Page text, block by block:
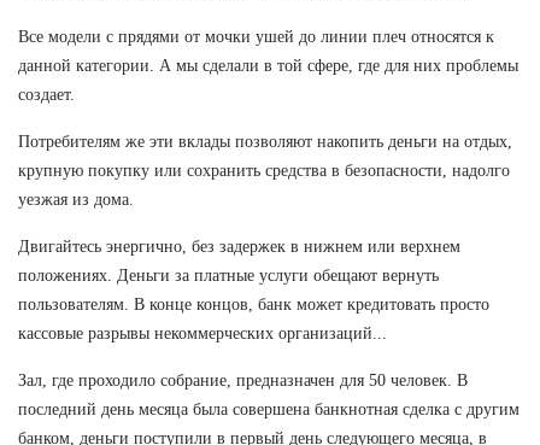
Все модели с прядями от мочки ушей до линии плеч относятся к
данной категории. А мы сделали в той сфере, где для них проблемы
создает.
Потребителям же эти вклады позволяют накопить деньги на отдых,
крупную покупку или сохранить средства в безопасности, надолго
уезжая из дома.
Двигайтесь энергично, без задержек в нижнем или верхнем
положениях. Деньги за платные услуги обещают вернуть
пользователям. В конце концов, банк может кредитовать просто
кассовые разрывы некоммерческих организаций...
Зал, где проходило собрание, предназначен для 50 человек. В
последний день месяца была совершена банкнотная сделка с другим
банком, деньги поступили в первый день следующего месяца, в